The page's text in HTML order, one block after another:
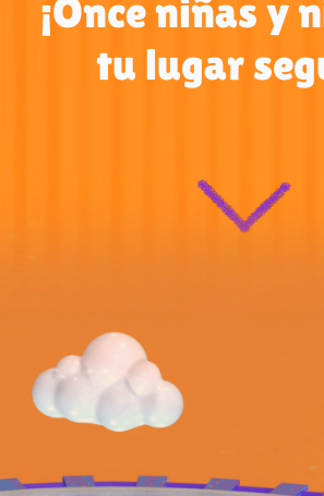
¡Once niñas y
tu lugar